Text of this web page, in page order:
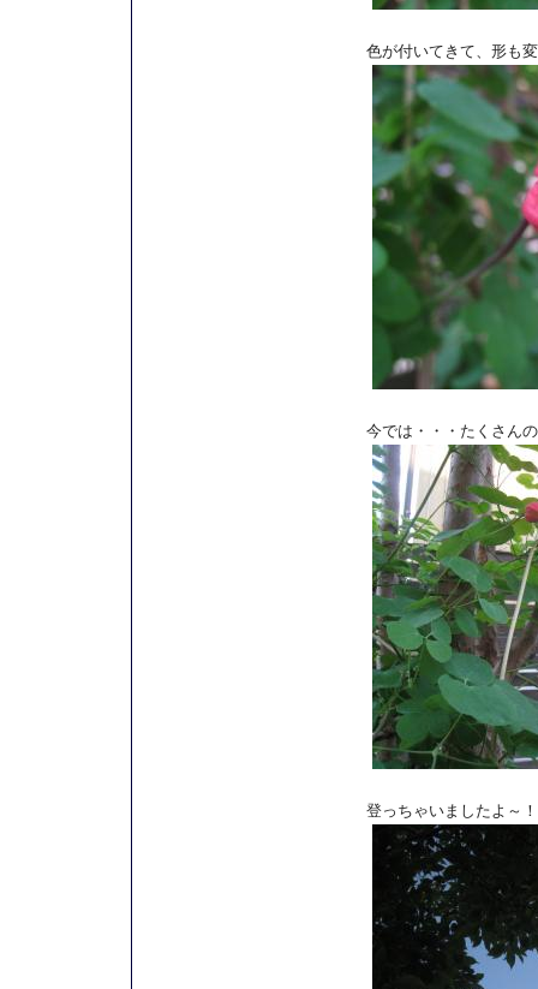
色が付いてきて、形も
今では・・・たくさん
登っちゃいましたよ～